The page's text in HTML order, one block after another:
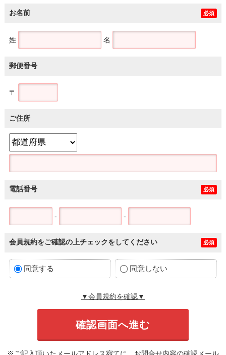
お名前 必須
姓 名
郵便番号
〒
ご住所
電話番号 必須
- -
会員規約をご確認の上チェックをしてください 必須
同意する 同意しない
▼会員規約を確認▼
※ご記入頂いたメールアドレス宛てに、お問合せ内容の確認メール